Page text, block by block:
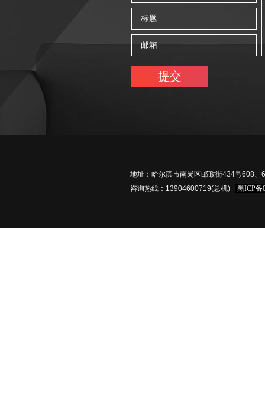
地址：哈尔滨市南岗区邮政街434号608、
咨询热线：13904600719(总机)
黑ICP备